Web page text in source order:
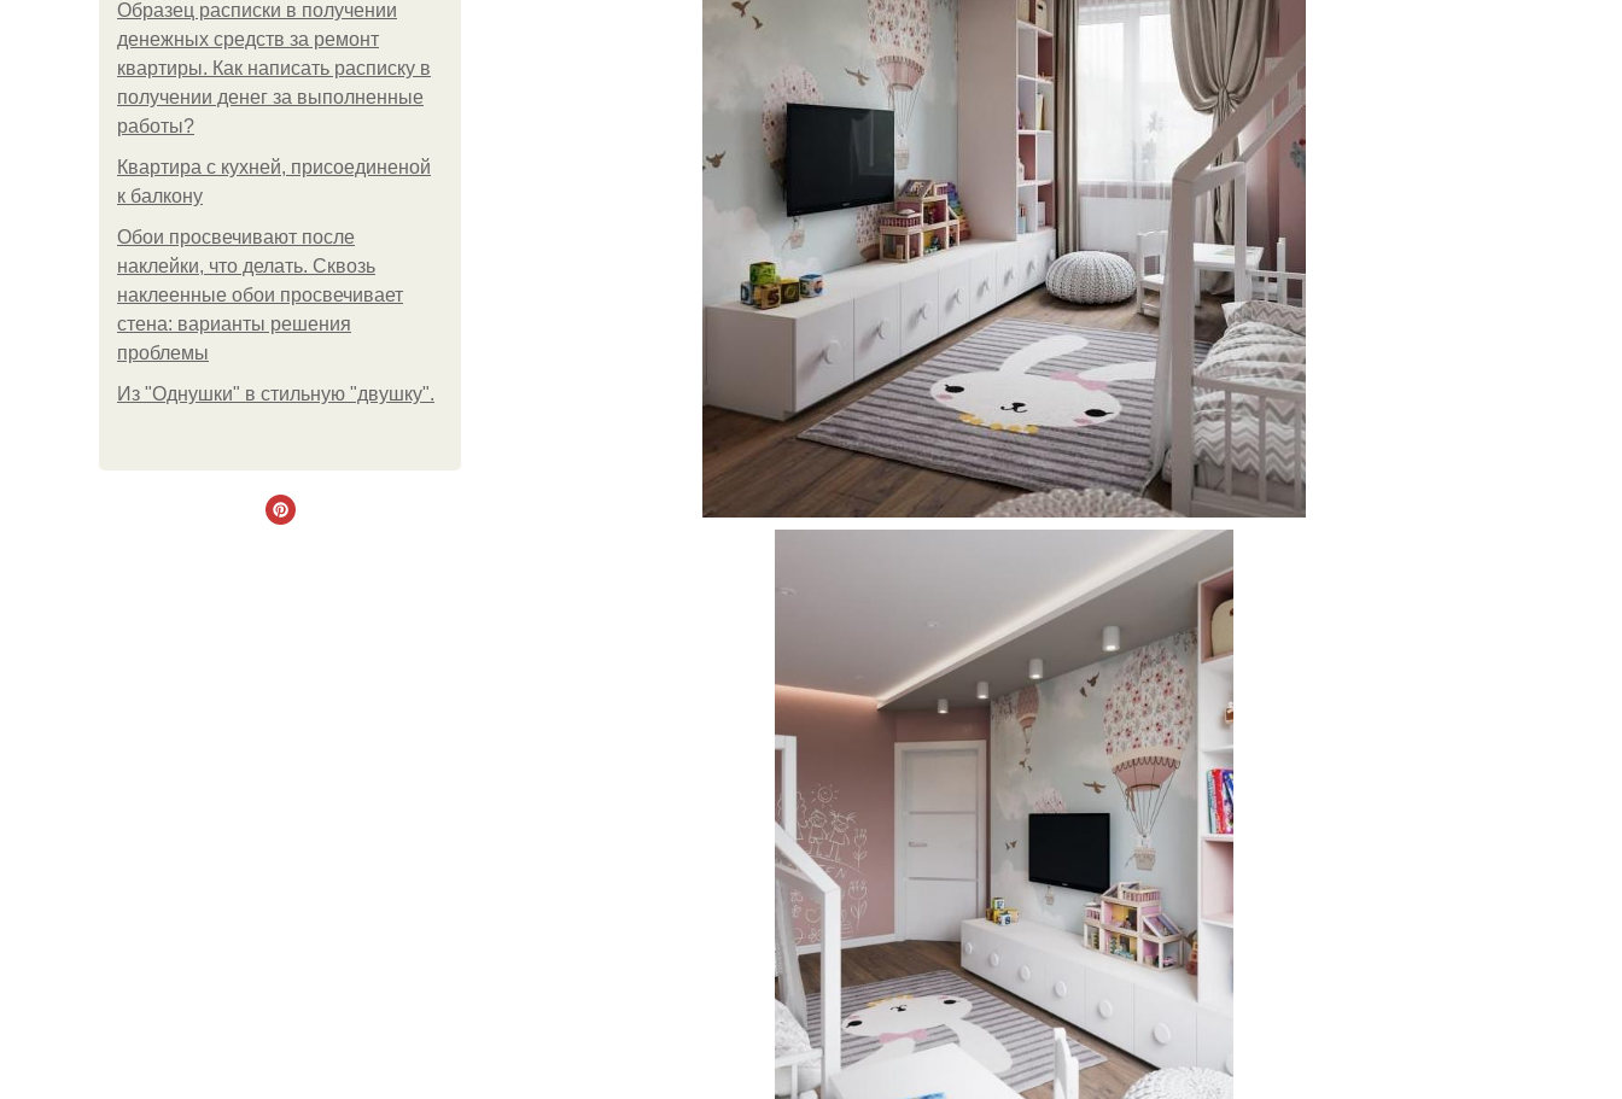
Образец расписки в получении
денежных средств за ремонт
квартиры. Как написать расписку в
получении денег за выполненные
работы?
Квартира с кухней, присоединеной
к балкону
Обои просвечивают после
наклейки, что делать. Сквозь
наклеенные обои просвечивает
стена: варианты решения
проблемы
Из "Однушки" в стильную "двушку".